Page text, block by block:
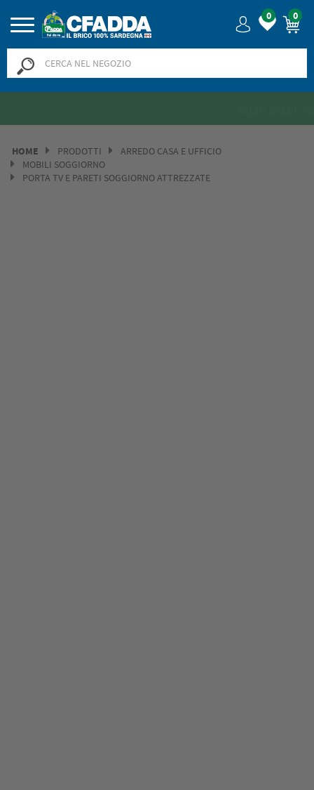
0 0
HOME PRODOTTI
ARREDO CASA E UFFICIO
MOBILI SOGGIORNO
PORTA TV E PARETI SOGGIORNO ATTREZZATE